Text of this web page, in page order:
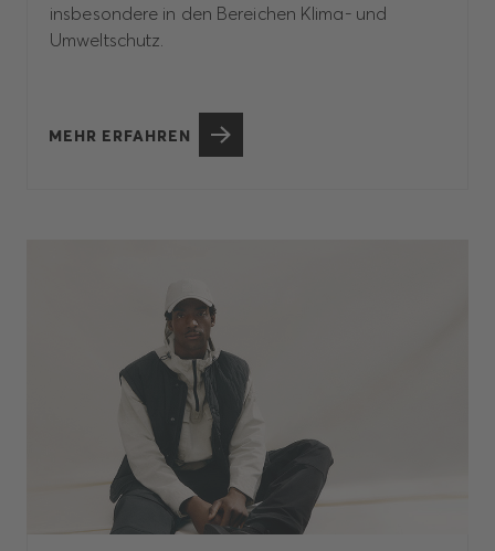
insbesondere in den Bereichen Klima- und
Umweltschutz.
MEHR ERFAHREN